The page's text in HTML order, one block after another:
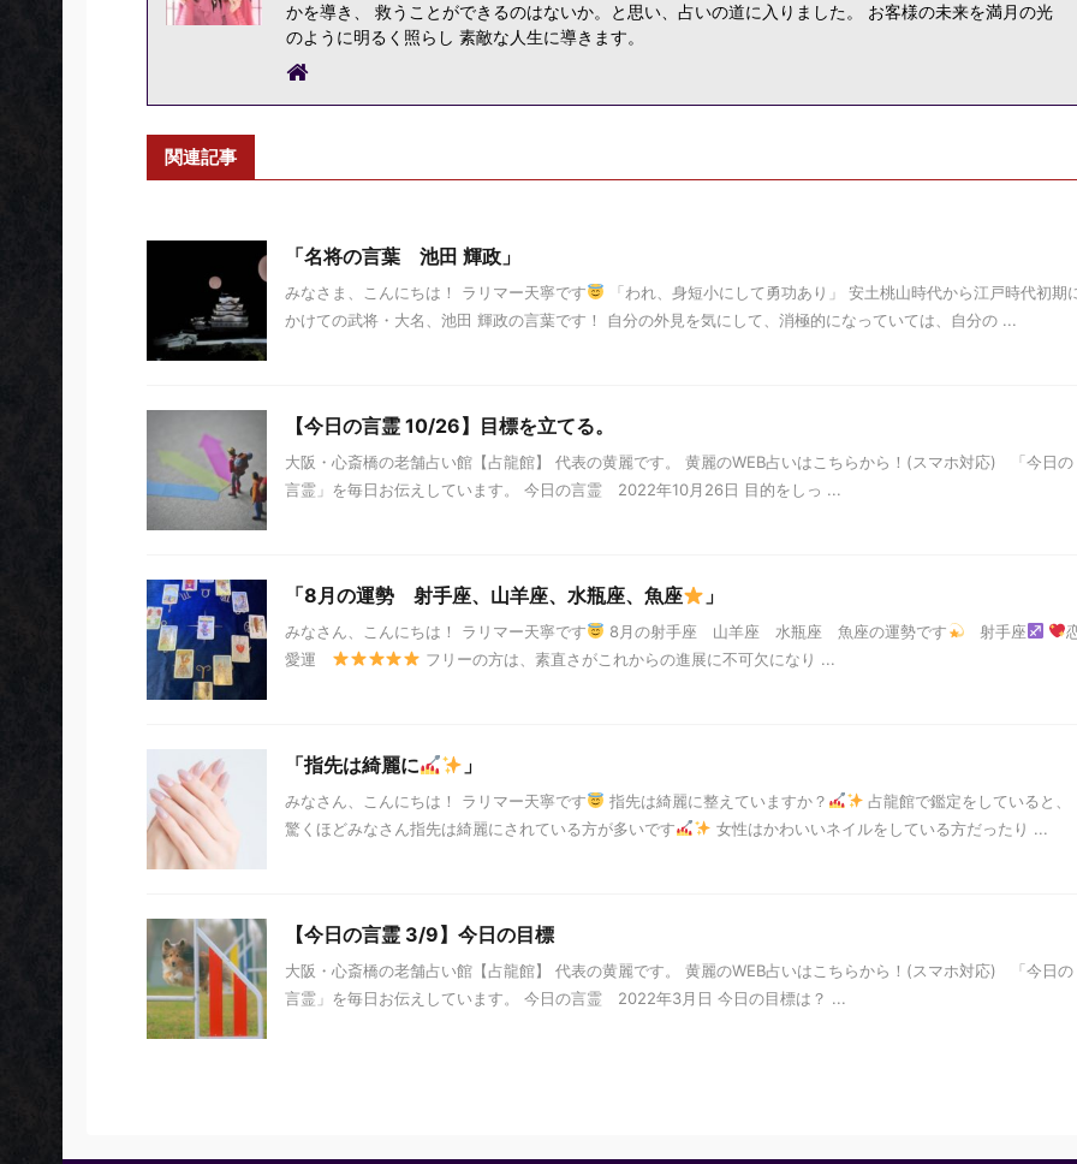
かを導き、 救うことができるのはないか。と思い、占いの道に入りました。 お客様の未来を満月の光
のように明るく照らし 素敵な人生に導きます。
関連記事
「名将の言葉 池田 輝政」
みなさま、こんにちは！ ラリマー天寧です
「われ、身短小にして勇功あり」 安土桃山時代から江戸時代初期
かけての武将・大名、池田 輝政の言葉です！ 自分の外見を気にして、消極的になっていては、自分の ...
【今日の言霊 10/26】目標を立てる。
大阪・心斎橋の老舗占い館【占龍館】 代表の黄麗です。 黄麗のWEB占いはこちらから！(スマホ対応) 「今日の
言霊」を毎日お伝えしています。 今日の言霊 2022年10月26日 目的をしっ ...
「8月の運勢 射手座、山羊座、水瓶座、魚座 」
みなさん、こんにちは！ ラリマー天寧です 8月の射手座 山羊座 水瓶座 魚座の運勢です 射手座
愛運
フリーの方は、素直さがこれからの進展に不可欠になり ...
「指先は綺麗に 」
みなさん、こんにちは！ ラリマー天寧です 指先は綺麗に整えていますか？
占龍館で鑑定をしていると、
驚くほどみなさん指先は綺麗にされている方が多いです
女性はかわいいネイルをしている方だったり ...
【今日の言霊 3/9】今日の目標
大阪・心斎橋の老舗占い館【占龍館】 代表の黄麗です。 黄麗のWEB占いはこちらから！(スマホ対応) 「今日の
言霊」を毎日お伝えしています。 今日の言霊 2022年3月日 今日の目標は？ ...